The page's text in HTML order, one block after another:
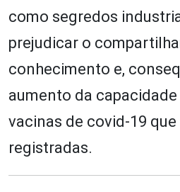
como segredos
prejudicar o
conhecimento e,
aumento da
vacinas de covid-19
registradas.